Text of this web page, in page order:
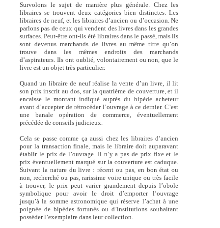
Survolons le sujet de manière plus générale. Chez les
libraires se trouvent deux catégories bien distinctes. Les
libraires de neuf, et les libraires d’ancien ou d’occasion. Ne
parlons pas de ceux qui vendent des livres dans les grandes
surfaces. Peut-être ont-ils été libraires dans le passé, mais ils
sont devenus marchands de livres au même titre qu’on
trouve dans les mêmes endroits des marchands
d’aspirateurs. Ils ont oublié, volontairement ou non, que le
livre est un objet très particulier.
Quand un libraire de neuf réalise la vente d’un livre, il lit
son prix inscrit au dos, sur la quatrième de couverture, et il
encaisse le montant indiqué auprès du bipède acheteur
avant d’accepter de rétrocéder l’ouvrage à ce dernier. C’est
une banale opération de commerce, éventuellement
précédée de conseils judicieux.
Cela se passe comme ça aussi chez les libraires d’ancien
pour la transaction finale, mais le libraire doit auparavant
établir le prix de l’ouvrage. Il n’y a pas de prix fixe et le
prix éventuellement marqué sur la couverture est caduque.
Suivant la nature du livre : récent ou pas, en bon état ou
non, recherché ou pas, rarissime voire unique ou très facile
à trouver, le prix peut varier grandement depuis l’obole
symbolique pour avoir le droit d’emporter l’ouvrage
jusqu’à la somme astronomique qui réserve l’achat à une
poignée de bipèdes fortunés ou d’institutions souhaitant
posséder l’exemplaire dans leur collection.